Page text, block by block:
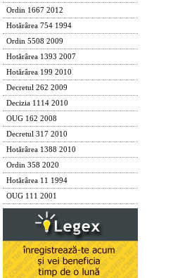
Ordin 1667 2012
Hotărârea 754 1994
Ordin 5508 2009
Hotărârea 1393 2007
Hotărârea 199 2010
Decretul 262 2009
Decizia 1114 2010
OUG 162 2008
Decretul 317 2010
Hotărârea 1388 2010
Ordin 358 2020
Hotărârea 11 1994
OUG 111 2001